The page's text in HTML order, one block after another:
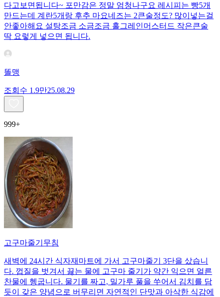
다고보면됩니다~ 포만감은 정말 엄청나구요 레시피는 빵5개
만드는데 계란5개랑 후추 마요네즈는 2큰술정도? 많이넣는걸
안좋아해요 설탕조금 소금조금 홀그레인머스터드 작은큰술
딱 요렇게 넣으면 됩니다.
똘맹
조회수 1.9만25.08.29
999+
고구마줄기무침
새벽에 24시간 식자재마트에 가서 고구마줄기 3단을 샀습니
다. 껍질을 벗겨서 끓는 물에 고구마 줄기가 약간 익으면 얼른
찬물에 헹굽니다. 물기를 짜고, 밀가루 풀을 쑤어서 김치를 담
듯이 갖은 양념으로 버무리면 자연적인 단맛과 아삭한 식감에